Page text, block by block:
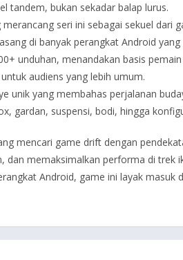
tandem, bukan sekadar balap lurus.
seri ini sebagai sekuel dari
di banyak perangkat Android
unduhan, menandakan basis
audiens yang lebih umum.
unik yang membahas perjalanan
gardan, suspensi, bodi, hingga
mencari game drift dengan
memaksimalkan performa di trek
Android, game ini layak masuk